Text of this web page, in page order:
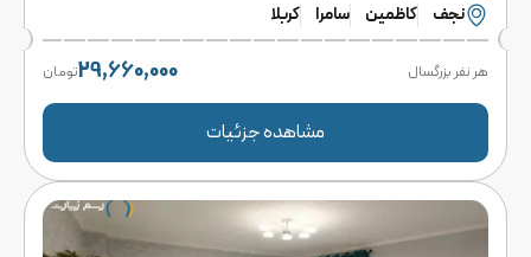
نجف
کاظمین سامرا کربلا
هر نفر بزرگسال 29,660,000تومان
مشاهده جزئیات